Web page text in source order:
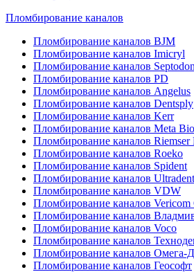
Пломбирование каналов
Пломбирование каналов BJM
Пломбирование каналов Imicryl
Пломбирование каналов
Пломбирование каналов PD
Пломбирование каналов Angelus
Пломбирование каналов Dentsply
Пломбирование каналов Kerr
Пломбирование каналов Meta
Пломбирование каналов Riemser
Пломбирование каналов Roeko
Пломбирование каналов Spident
Пломбирование каналов Ultradent
Пломбирование каналов VDW
Пломбирование каналов Vericom
Пломбирование каналов
Пломбирование каналов Voco
Пломбирование каналов
Пломбирование каналов Омега-
Пломбирование каналов Геософт